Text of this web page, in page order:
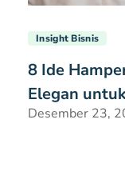
Insight Bisnis
8 Ide
Elegan
Desember 23,